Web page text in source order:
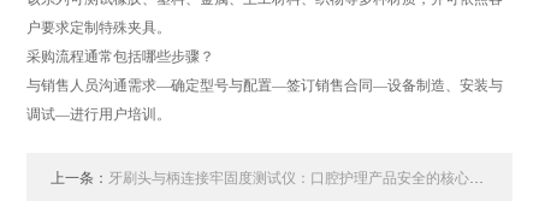
户要求定制特殊夹具。
‌采购流程通常包括哪些步骤？‌
与销售人员沟通需求—确定型号与配置—签订销售合同—设备制造、安装与
调试—进行用户培训。
上一条： 牙刷头与柄连接牢固度测试仪：口腔护理产品安全的核心检测装备